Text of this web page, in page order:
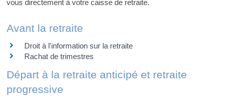
vous directement à votre caisse de retraite.
Avant la retraite
Droit à l'information sur la retraite
Rachat de trimestres
Départ à la retraite anticipé et retraite
progressive